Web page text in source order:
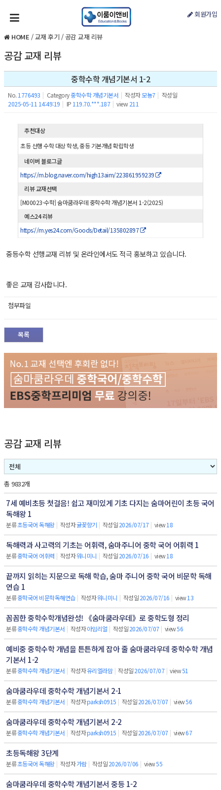
회원가입
HOME /교재 후기 /공감 교재 리뷰
공감 교재 리뷰
중학수학 개념기본서 1-2
No. 1776493 | Category중학수학 개념기본서 | 작성자모뇽7 | 작성일
2025-05-11 14:49:19 | IP 119.70.***.187 | view 211
추천대상
초등 선행 수학 대상 학생, 중등 기본개념 확립학생
네이버 블로그글
https://m.blog.naver.com/high13aim/223861959239
리뷰 교재선택
[M00023-수학] 숨마쿰라우데 중학수학 개념기본서 1-2(2025)
예스24 리뷰
https://m.yes24.com/Goods/Detail/135802897
중등수학 선행교재 리뷰 및 온라인에서도 적극 홍보하고 있습니다.
좋은 교재 감사합니다.
첨부파일
목록
공감 교재 리뷰
총 9832개
7세 예비초등 첫걸음! 쉽고 재미있게 기초 다지는 숨마어린이 초등 국어
독해왕 1
분류초등국어 독해왕 | 작성자귤꽃향기 | 작성일2026/07/17 | view18
독해력과 사고력의 기초는 어휘력, 숨마주니어 중학 국어 어휘력 1
분류중학국어 어휘력 | 작성자워니미니 | 작성일2026/07/16 | view18
끝까지 읽히는 지문으로 독해 학습, 숨마 주니어 중학 국어 비문학 독해
연습 1
분류중학국어 비문학독해연습 | 작성자워니미니 | 작성일2026/07/16 | view13
꼼꼼한 중학수학개념완성! 《숨마쿰라우데》로 중학도형 정리
분류중학수학 개념기본서 | 작성자아임리얼 | 작성일2026/07/07 | view56
예비중 중학수학 개념을 튼튼하게 잡아 줄 숨마쿰라우데 중학수학 개념
기본서 1-2
분류중학수학 개념기본서 | 작성자유리엘라맘 | 작성일2026/07/07 | view51
숨마쿰라우데 중학수학 개념기본서 2-1
분류중학수학 개념기본서 | 작성자parksh0915 | 작성일2026/07/07 | view56
숨마쿰라우데 중학수학 개념기본서 2-2
분류중학수학 개념기본서 | 작성자parksh0915 | 작성일2026/07/07 | view67
초등독해왕 3단계
분류초등국어 독해왕 | 작성자가람 | 작성일2026/07/06 | view55
숨마쿰라우데 중학수학 개념기본서 중등 1-2